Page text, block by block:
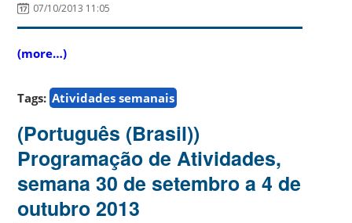
07/10/2013 11:05
(more…)
Tags: Atividades semanais
(Português (Brasil))
Programação de Atividades,
semana 30 de setembro a 4 de
outubro 2013